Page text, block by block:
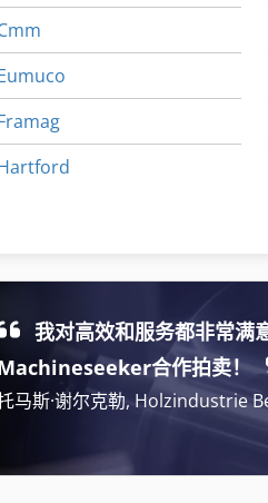
我对高效和服务都非常满
合作拍卖！
马斯·谢尔克勒, Holzindustrie